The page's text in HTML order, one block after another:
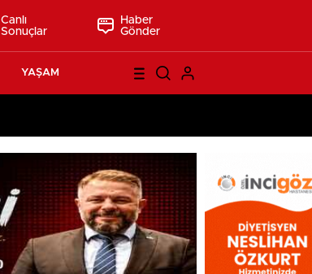
Canlı
Sonuçlar
Haber
Gönder
YAŞAM